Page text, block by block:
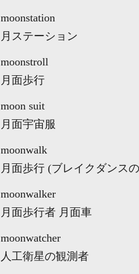
moonstation
月ステーション
moonstroll
月面歩行
moon suit
月面宇宙服
moonwalk
月面歩行 (ブレイクダンス
moonwalker
月面歩行者 月面車
moonwatcher
人工衛星の観測者